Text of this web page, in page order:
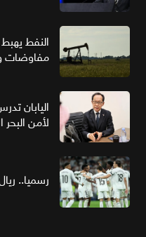
مفاوضات
اليابان
لأمن البحر
رسميا..